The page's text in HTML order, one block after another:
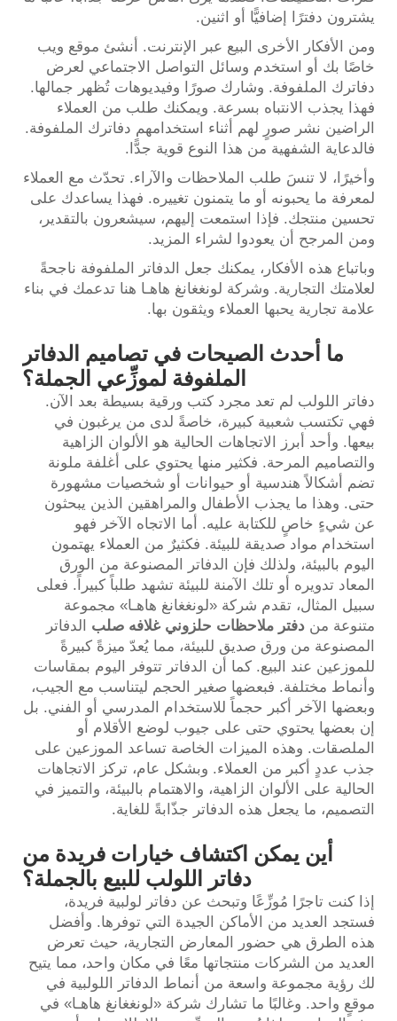
يشترون دفترًا إضافيًّا أو اثنين.
ومن الأفكار الأخرى البيع عبر الإنترنت. أنشئ موقع ويب
خاصًا بك أو استخدم وسائل التواصل الاجتماعي لعرض
دفاترك الملفوفة. وشارك صورًا وفيديوهات تُظهر جمالها.
فهذا يجذب الانتباه بسرعة. ويمكنك طلب من العملاء
الراضين نشر صورٍ لهم أثناء استخدامهم دفاترك الملفوفة.
فالدعاية الشفهية من هذا النوع قوية جدًّا.
وأخيرًا، لا تنسَ طلب الملاحظات والآراء. تحدّث مع العملاء
لمعرفة ما يحبونه أو ما يتمنون تغييره. فهذا يساعدك على
تحسين منتجك. فإذا استمعت إليهم، سيشعرون بالتقدير،
ومن المرجح أن يعودوا لشراء المزيد.
وباتباع هذه الأفكار، يمكنك جعل الدفاتر الملفوفة ناجحةً
لعلامتك التجارية. وشركة لونغغانغ هاهـا هنا تدعمك في بناء
علامة تجارية يحبها العملاء ويثقون بها.
ما أحدث الصيحات في تصاميم الدفاتر
الملفوفة لموزِّعي الجملة؟
دفاتر اللولب لم تعد مجرد كتب ورقية بسيطة بعد الآن.
فهي تكتسب شعبية كبيرة، خاصةً لدى من يرغبون في
بيعها. وأحد أبرز الاتجاهات الحالية هو الألوان الزاهية
والتصاميم المرحة. فكثير منها يحتوي على أغلفة ملونة
تضم أشكالاً هندسية أو حيوانات أو شخصيات مشهورة
حتى. وهذا ما يجذب الأطفال والمراهقين الذين يبحثون
عن شيءٍ خاصٍ للكتابة عليه. أما الاتجاه الآخر فهو
استخدام مواد صديقة للبيئة. فكثيرٌ من العملاء يهتمون
اليوم بالبيئة، ولذلك فإن الدفاتر المصنوعة من الورق
المعاد تدويره أو تلك الآمنة للبيئة تشهد طلباً كبيراً. فعلى
سبيل المثال، تقدم شركة «لونغغانغ هاهـا» مجموعة
متنوعة من دفتر ملاحظات حلزوني غلافه صلب
الدفاتر
المصنوعة من ورق صديق للبيئة، مما يُعدّ ميزةً كبيرةً
للموزعين عند البيع. كما أن الدفاتر تتوفر اليوم بمقاسات
وأنماط مختلفة. فبعضها صغير الحجم ليتناسب مع الجيب،
وبعضها الآخر أكبر حجماً للاستخدام المدرسي أو الفني. بل
إن بعضها يحتوي حتى على جيوب لوضع الأقلام أو
الملصقات. وهذه الميزات الخاصة تساعد الموزعين على
جذب عددٍ أكبر من العملاء. وبشكل عام، تركز الاتجاهات
الحالية على الألوان الزاهية، والاهتمام بالبيئة، والتميز في
التصميم، ما يجعل هذه الدفاتر جذّابةً للغاية.
أين يمكن اكتشاف خيارات فريدة من
دفاتر اللولب للبيع بالجملة؟
إذا كنت تاجرًا مُوزِّعًا وتبحث عن دفاتر لولبية فريدة،
فستجد العديد من الأماكن الجيدة التي توفرها. وأفضل
هذه الطرق هي حضور المعارض التجارية، حيث تعرض
العديد من الشركات منتجاتها معًا في مكان واحد، مما يتيح
لك رؤية مجموعة واسعة من أنماط الدفاتر اللولبية في
موقعٍ واحد. وغالبًا ما تشارك شركة «لونغغانغ هاهـا» في